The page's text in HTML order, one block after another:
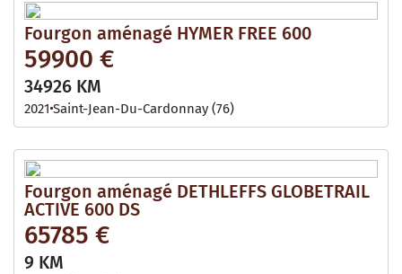
Fourgon aménagé HYMER FREE 600
59900 €
34926 KM
2021 Saint-Jean-Du-Cardonnay (76)
Fourgon aménagé DETHLEFFS GLOBETRAIL
ACTIVE 600 DS
65785 €
9 KM